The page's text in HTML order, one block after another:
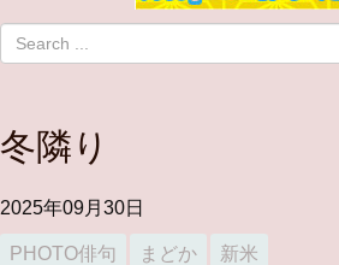
冬隣り
2025年09月30日
PHOTO俳句 まどか 新米